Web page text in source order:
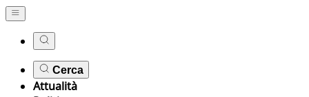
Cerca
Attualità